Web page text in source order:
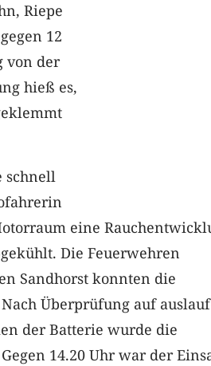
Riepe
12
von der
hieß es,
schnell
eine
Die Feuerwehren
Sandhorst konnten die
Überprüfung auf
der Batterie wurde die
14.20 Uhr war der